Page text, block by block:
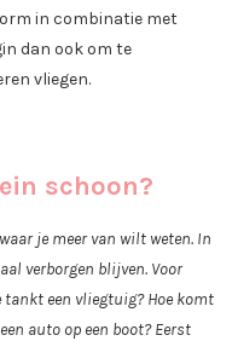
in combinatie met
dan ook om te
vliegen.
schoon?
je meer van wilt weten. In
verborgen blijven. Voor
tankt een vliegtuig? Hoe komt
auto op een boot? Eerst